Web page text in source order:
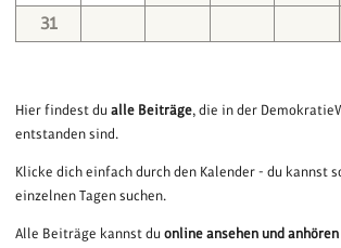
31
Hier findest dualle Beiträge, die in der
entstanden sind.
Klicke dich einfach durch den Kalender - du kannst
einzelnen Tagen suchen.
Alle Beiträge kannst duonline ansehen und anhören